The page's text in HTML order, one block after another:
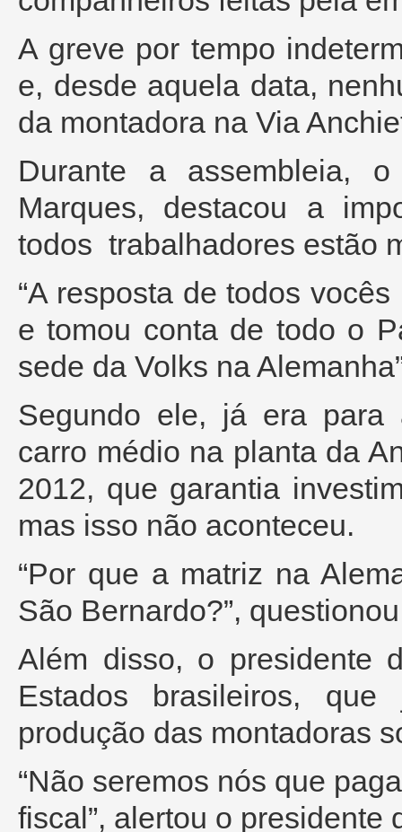
A greve por tempo
e, desde aquela data,
da montadora na Via
Durante a assembleia,
Marques, destacou a
todos trabalhadores estão
“A resposta de todos
e tomou conta de todo o
sede da Volks na
Segundo ele, já era para
carro médio na planta da
2012, que garantia
mas isso não aconteceu.
“Por que a matriz na
São Bernardo?”,
Além disso, o presidente
Estados brasileiros,
produção das montadoras
“Não seremos nós que
fiscal”, alertou o presidente